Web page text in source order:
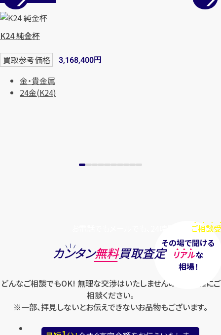
最短
始除く)
K24 純金杯
買取参考価格 3,168,400円
金・貴金属
24金(K24)
ご相談
その場で聞ける
リアルな
相場！
カンタン無料買取査定
どんなご相談でもOK! 無理な交渉はいたしませんのでお気軽にご
相談ください。
※一部、拝見しないとお伝えできないお品物もございます。